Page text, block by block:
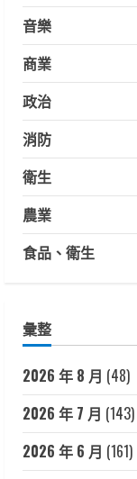
音樂
商業
政治
消防
衛生
農業
食品、衛生
彙整
2026 年 8 月 (48)
2026 年 7 月 (143)
2026 年 6 月 (161)